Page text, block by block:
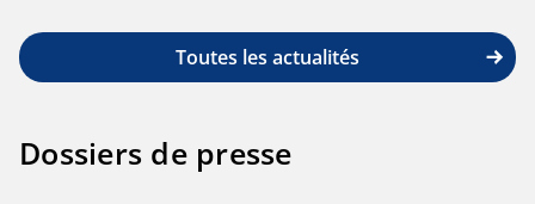
Toutes les actualités
Dossiers de presse